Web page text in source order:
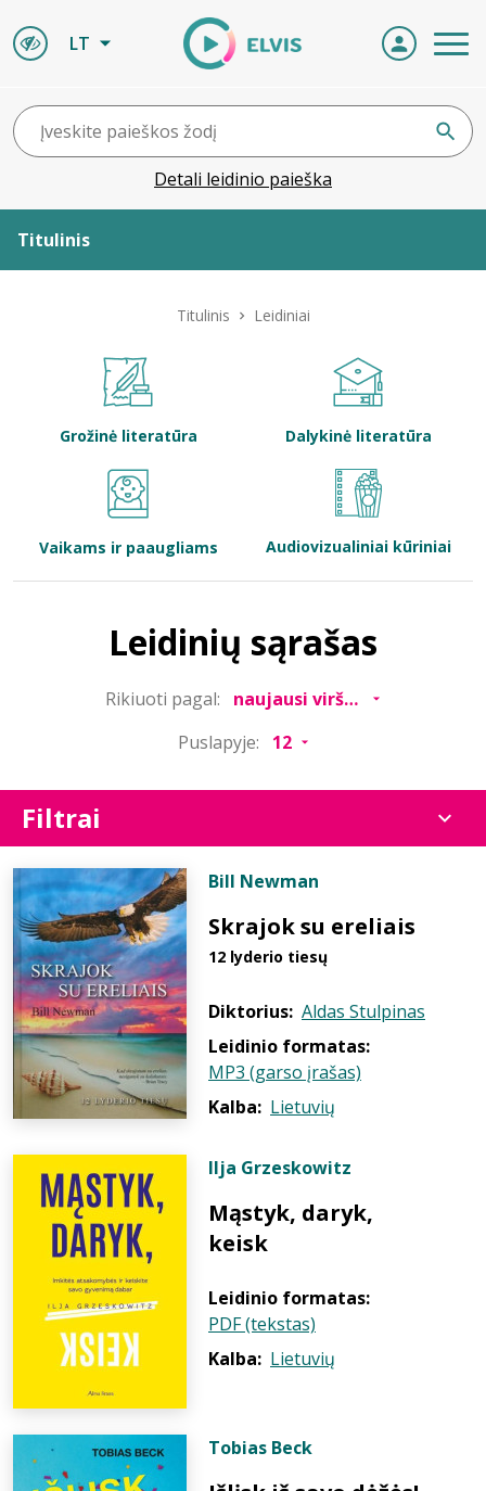
LT
Detali leidinio paieška
Titulinis
Bibliotekoms
Titulinis Leidiniai
Grožinė literatūra Dalykinė literatūra
Vaikams ir paaugliams Audiovizualiniai kūriniai
Leidinių sąrašas
Rikiuoti pagal:
Puslapyje:
Filtrai
Bill Newman
Skrajok su ereliais
12 lyderio tiesų
Diktorius: Aldas Stulpinas
Leidinio formatas:
MP3 (garso įrašas)
Kalba: Lietuvių
Ilja Grzeskowitz
Mąstyk, daryk,
keisk
Leidinio formatas:
PDF (tekstas)
Kalba: Lietuvių
Tobias Beck